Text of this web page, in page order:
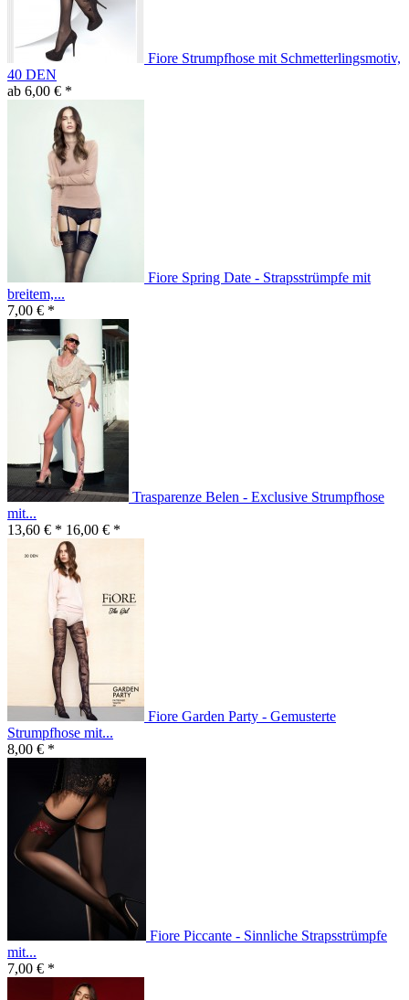
Fiore Strumpfhose mit Schmetterlingsmotiv,
40 DEN
ab 6,00 € *
Fiore Spring Date - Strapsstrümpfe mit
breitem,...
7,00 € *
Trasparenze Belen - Exclusive Strumpfhose
mit...
13,60 € * 16,00 € *
Fiore Garden Party - Gemusterte
Strumpfhose mit...
8,00 € *
Fiore Piccante - Sinnliche Strapsstrümpfe
mit...
7,00 € *